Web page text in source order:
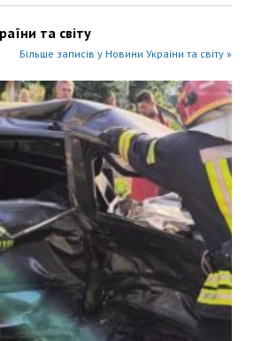
та світу
Більше записів у Новини України та світу »